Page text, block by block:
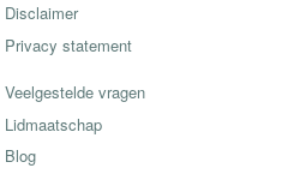
Disclaimer
Privacy statement
Veelgestelde vragen
Lidmaatschap
Blog